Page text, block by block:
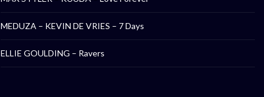
MEDUZA – KEVIN DE VRIES – 7 Days
ELLIE GOULDING – Ravers